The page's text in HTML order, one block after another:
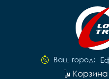
Ваш город:
Корзина